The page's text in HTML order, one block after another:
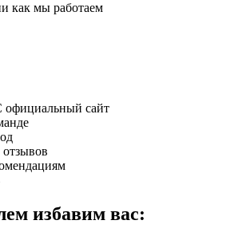
как мы работаем
сайт
избавим вас: